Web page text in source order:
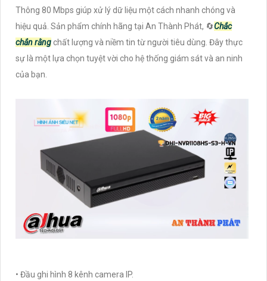
Thông 80 Mbps giúp xử lý dữ liệu một cách nhanh chóng và
hiệu quả. Sản phẩm chính hãng tại An Thành Phát, 🔄Chắc
chắn rằngchất lượng và niềm tin từ người tiêu dùng. Đây thực
sự là một lựa chọn tuyệt vời cho hệ thống giám sát và an ninh
của bạn.
• Đầu ghi hình 8 kênh camera IP.